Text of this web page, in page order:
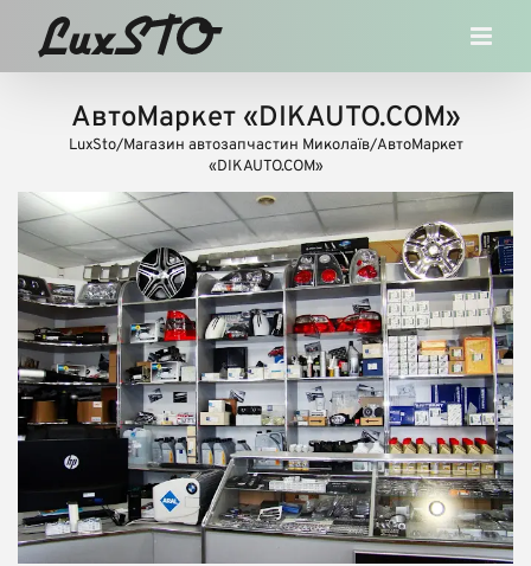
content
АвтоМаркет «DIKAUTO.COM»
LuxSto/Магазин автозапчастин Миколаїв/АвтоМаркет
«DIKAUTO.COM»